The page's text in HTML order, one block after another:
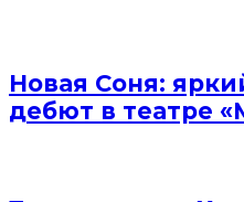
Новая Соня:
дебют в театре